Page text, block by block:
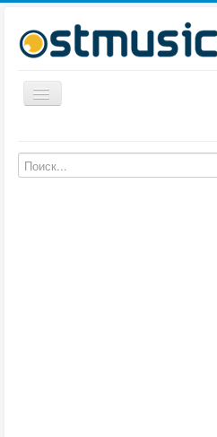
Включить/выключить навигацию
Музыка из мультфильмов